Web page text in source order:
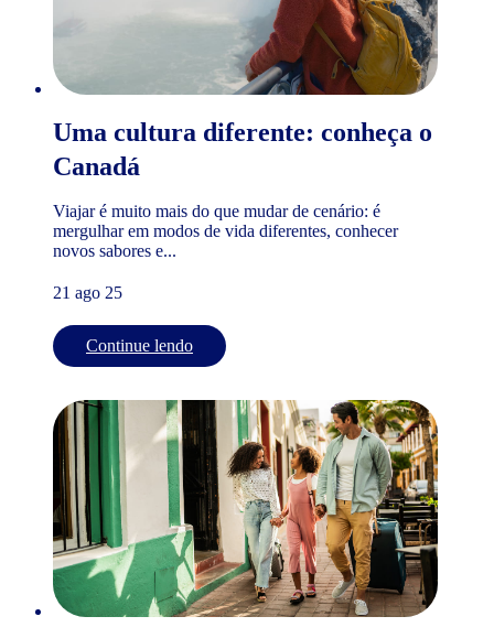
Uma cultura diferente: conheça o
Canadá
Viajar é muito mais do que mudar de cenário: é
mergulhar em modos de vida diferentes, conhecer
novos sabores e...
21 ago 25
Continue lendo